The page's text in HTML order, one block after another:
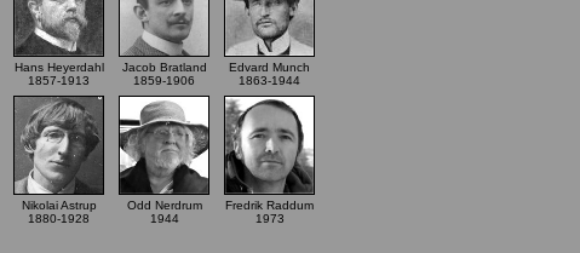
Hans Heyerdahl
1857-1913
Jacob Bratland
1859-1906
Edvard Munch
1863-1944
Nikolai Astrup
1880-1928
Odd Nerdrum
1944
Fredrik Raddum
1973